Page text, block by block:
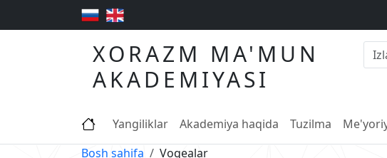
XORAZM MA'MUN
AKADEMIYASI
Yangiliklar Akademiya haqida Tuzilma
Bosh sahifa
Voqealar